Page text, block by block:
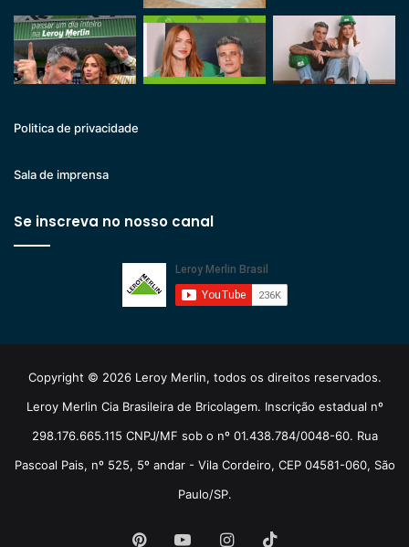
Politica de privacidade
Sala de imprensa
Se inscreva no nosso canal
Copyright © 2026 Leroy Merlin, todos os direitos reservados.
Leroy Merlin Cia Brasileira de Bricolagem. Inscrição estadual nº
298.176.665.115 CNPJ/MF sob o nº 01.438.784/0048-60. Rua
Pascoal Pais, nº 525, 5º andar - Vila Cordeiro, CEP 04581-060, São
Paulo/SP.
PinterestYouTubeInstagram